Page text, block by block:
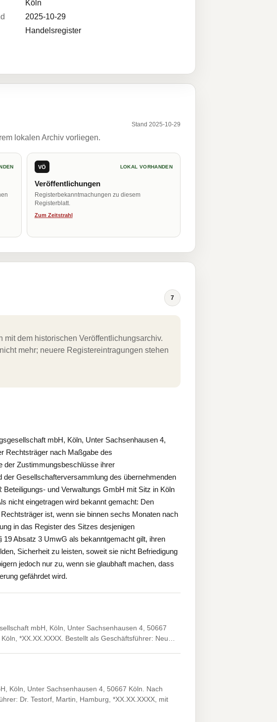
Köln
2025-10-29
Handelsregister
Stand 2025-10-29
lokalen Archiv vorliegen.
VÖ LOKAL VORHANDEN
Veröffentlichungen
Registerbekanntmachungen zu diesem
Registerblatt.
Zum Zeitstrahl
7
dem historischen Veröffentlichungsarchiv.
mehr; neuere Registereintragungen stehen
mbH, Köln, Unter Sachsenhausen 4,
Rechtsträger nach Maßgabe des
der Zustimmungsbeschlüsse ihrer
Gesellschafterversammlung des übernehmenden
und Verwaltungs GmbH mit Sitz in Köln
nicht eingetragen wird bekannt gemacht: Den
ist, wenn sie binnen sechs Monaten nach
in das Register des Sitzes desjenigen
Absatz 3 UmwG als bekanntgemacht gilt, ihren
Sicherheit zu leisten, soweit sie nicht Befriedigung
jedoch nur zu, wenn sie glaubhaft machen, dass
gefährdet wird.
mbH, Köln, Unter Sachsenhausen 4, 50667
*XX.XX.XXXX. Bestellt als Geschäftsführer: Neu…
Köln, Unter Sachsenhausen 4, 50667 Köln. Nach
Dr. Testorf, Martin, Hamburg, *XX.XX.XXXX, mit